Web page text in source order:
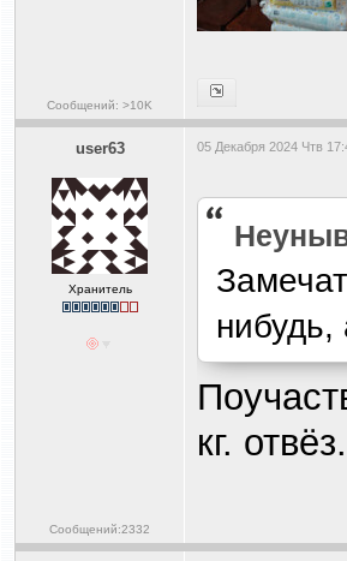
Сообщений: >10K
user63
Хранитель
Сообщений:2332
05 Декабря 2024 Чтв
нибудь,
кг.